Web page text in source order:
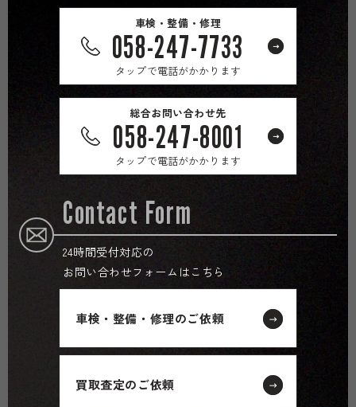
車検・整備・修理
058-247-7733
タップで電話がかかります
総合お問い合わせ先
058-247-8001
タップで電話がかかります
Contact Form
24時間受付対応の
お問い合わせフォームはこちら
車検・整備・修理のご依頼
買取査定のご依頼